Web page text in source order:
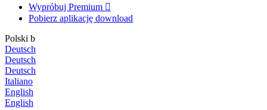
Wypróbuj Premium 
Pobierz aplikację download
Polski b
Deutsch
Deutsch
Deutsch
Italiano
English
English